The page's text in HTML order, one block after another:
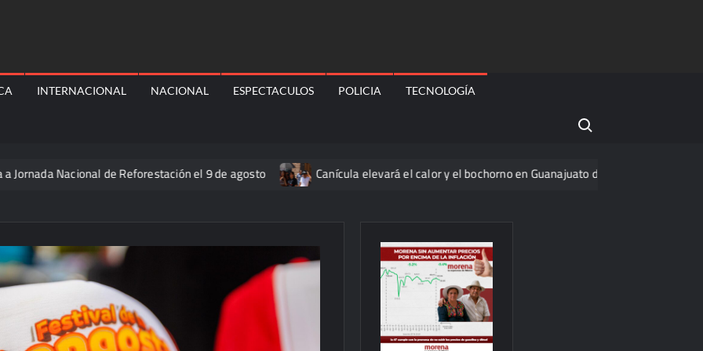
INTERNACIONAL NACIONAL ESPECTACULOS POLICIA TECNOLOGÍA
Search for:
Nacional de Reforestación el 9 de agosto Canícula elevará el calor y el bochorno en Guanajuato durante agosto